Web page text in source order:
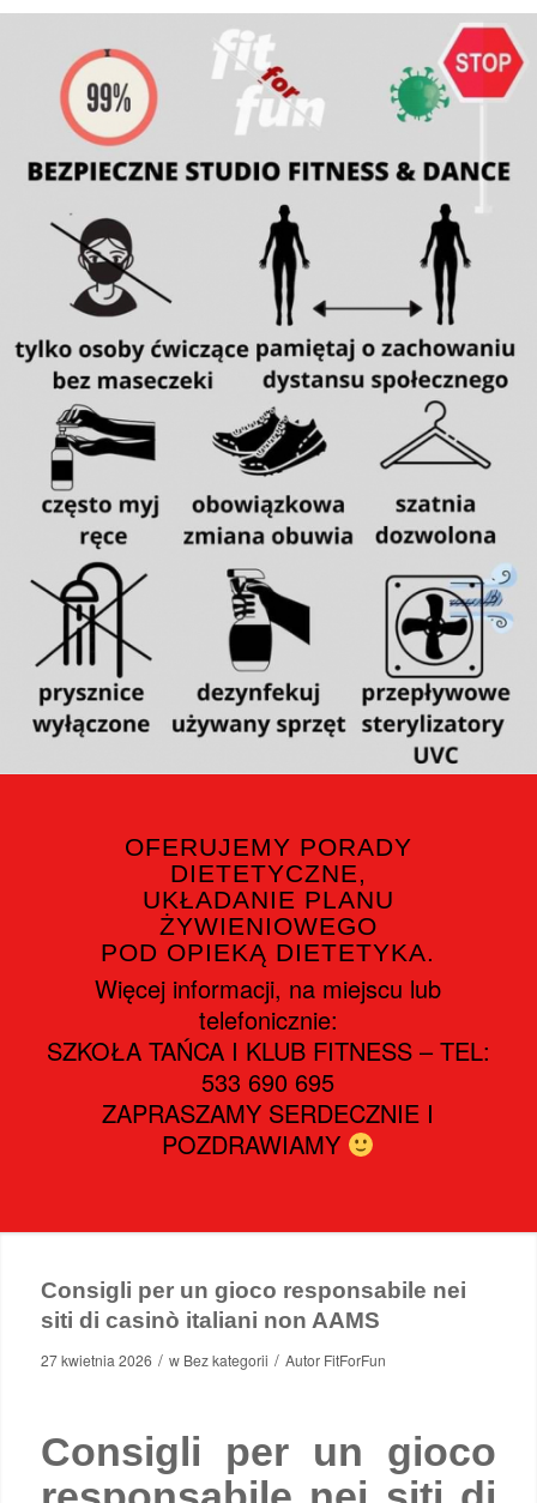
OFERUJEMY PORADY
DIETETYCZNE,
UKŁADANIE PLANU
ŻYWIENIOWEGO
POD OPIEKĄ DIETETYKA.
Więcej informacji, na miejscu lub
telefonicznie:
SZKOŁA TAŃCA I KLUB FITNESS – TEL:
533 690 695
ZAPRASZAMY SERDECZNIE I
POZDRAWIAMY
Consigli per un gioco responsabile nei
siti di casinò italiani non AAMS
27 kwietnia 2026 / w Bez kategorii / Autor FitForFun
Consigli per un gioco